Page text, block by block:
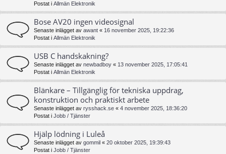
Postat i Allmän Elektronik
Bose AV20 ingen videosignal
Senaste inlägget av awant « 16 november 2025, 19:22:36
Postat i Allmän Elektronik
USB C handskakning?
Senaste inlägget av newbadboy « 13 november 2025, 17:05:41
Postat i Allmän Elektronik
Blänkare – Tillgänglig för tekniska uppdrag,
konstruktion och praktiskt arbete
Senaste inlägget av rysshack.se « 4 november 2025, 18:36:20
Postat i Jobb / Tjänster
Hjälp lödning i Luleå
Senaste inlägget av gommil « 20 oktober 2025, 19:39:43
Postat i Jobb / Tjänster